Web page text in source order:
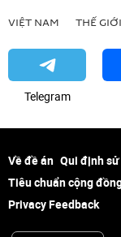
VIỆT NAM THẾ GIỚI
Telegram
Về đề án Qui định
Tiêu chuẩn cộng
Privacy Feedback